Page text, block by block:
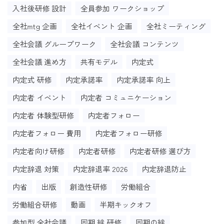
入社後研修 設計
全員参加 ワークショップ
全社mtg 企画
全社イベント 企画
全社ミーティング
全社会議 グループワーク
全社会議 コンテンツ
全社会議 進め方
共有モデル
内定式
内定式 研修
内定承諾率
内定承諾率 向上
内定者 イベント
内定者 コミュニケーション
内定者 体験型研修
内定者フォロー
内定者フォロー 費用
内定者フォロー研修
内定者向け研修
内定者研修
内定者研修 選び方
内定辞退 対策
内定辞退率 2026
内定辞退防止
内省
出版 創造性研修
労働組合
労働組合研修
動画
半期キックオフ